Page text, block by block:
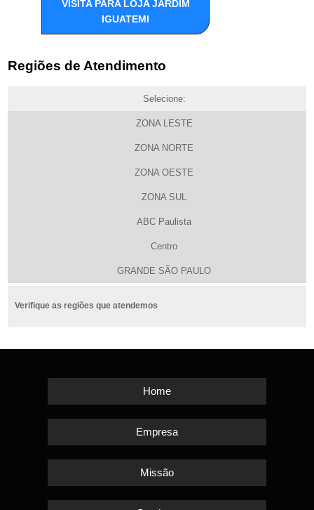
VISITA PARA LOJA JARDIM
IGUATEMI
Regiões de Atendimento
Selecione:
ZONA LESTE
ZONA NORTE
ZONA OESTE
ZONA SUL
ABC Paulista
Centro
GRANDE SÃO PAULO
Verifique as regiões que atendemos
Home
Empresa
Missão